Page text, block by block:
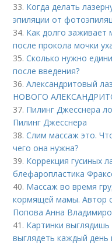
33. Когда делать
эпиляции от
34. Как долго заживает
после прокола мочки
35.Сколько нужно
после введения?
36.Александритовый
НОВОГО
37. Пилинг Джесснера
Пилинг Джесснера
38.Слим массаж это.
чего она нужна?
39. Коррекция гусиных
блефаропластика
40. Массаж во время
кормящей мамы. Автор
Попова Анна
41. Картинки
выглядеть каждый день